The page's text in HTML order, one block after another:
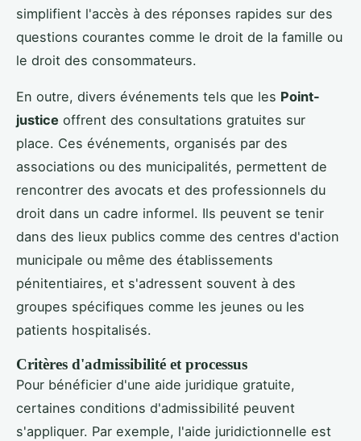
simplifient l'accès à des réponses rapides sur des
questions courantes comme le droit de la famille ou
le droit des consommateurs.
En outre, divers événements tels que les Point-
justice offrent des consultations gratuites sur
place. Ces événements, organisés par des
associations ou des municipalités, permettent de
rencontrer des avocats et des professionnels du
droit dans un cadre informel. Ils peuvent se tenir
dans des lieux publics comme des centres d'action
municipale ou même des établissements
pénitentiaires, et s'adressent souvent à des
groupes spécifiques comme les jeunes ou les
patients hospitalisés.
Critères d'admissibilité et processus
Pour bénéficier d'une aide juridique gratuite,
certaines conditions d'admissibilité peuvent
s'appliquer. Par exemple, l'aide juridictionnelle est